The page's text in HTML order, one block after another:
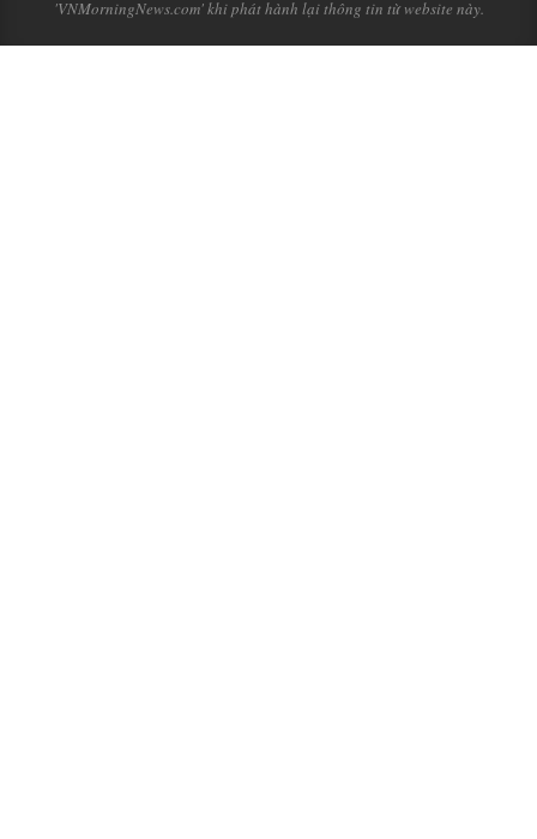
'VNMorningNews.com' khi phát hành lại thông tin từ website này.